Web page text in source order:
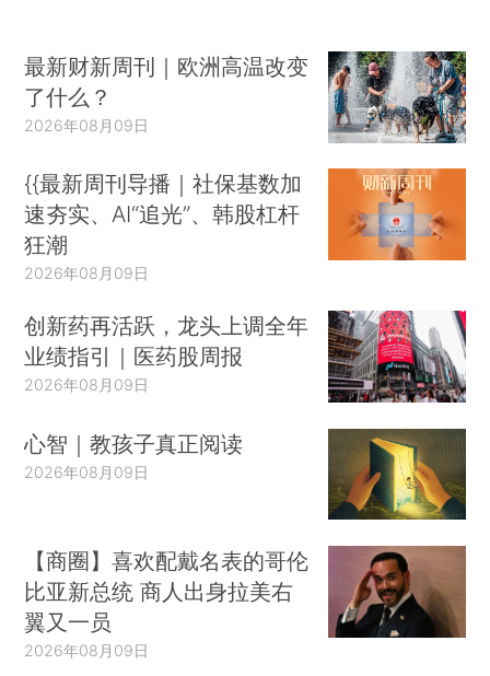
最新财新周刊｜欧洲高温改变
了什么？
2026年08月09日
{{最新周刊导播｜社保基数加
速夯实、AI“追光”、韩股杠杆
狂潮
2026年08月09日
创新药再活跃，龙头上调全年
业绩指引｜医药股周报
2026年08月09日
心智｜教孩子真正阅读
2026年08月09日
【商圈】喜欢配戴名表的哥伦
比亚新总统 商人出身拉美右
翼又一员
2026年08月09日